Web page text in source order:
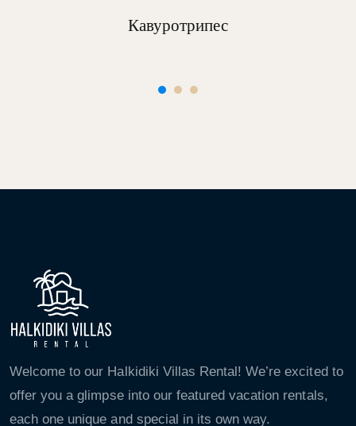
Кавуротрипес
Welcome to our Halkidiki Villas Rental! We’re excited to
offer you a glimpse into our featured vacation rentals,
each one unique and special in its own way.